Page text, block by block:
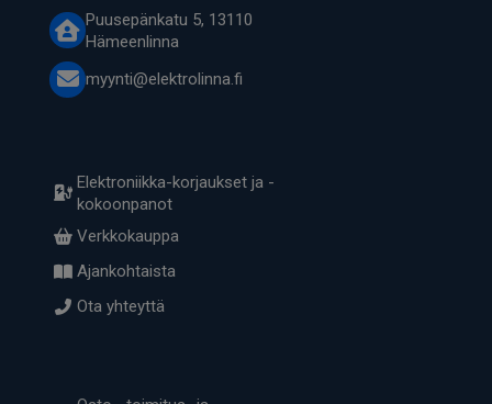
Puusepänkatu 5, 13110
Hämeenlinna
myynti@elektrolinna.fi
Elektroniikka-korjaukset ja -
kokoonpanot
Verkkokauppa
Ajankohtaista
Ota yhteyttä